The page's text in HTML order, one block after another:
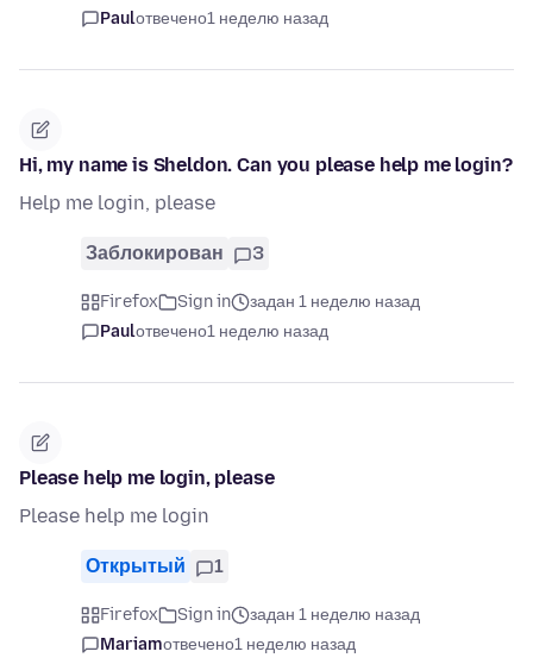
Paulотвечено1 неделю назад
Hi, my name is Sheldon. Can you please help me login?
Help me login, please
Заблокирован 3
Firefox Sign in
задан 1 неделю назад
Paulотвечено1 неделю назад
Please help me login, please
Please help me login
Открытый 1
Firefox Sign in
задан 1 неделю назад
Mariamотвечено1 неделю назад